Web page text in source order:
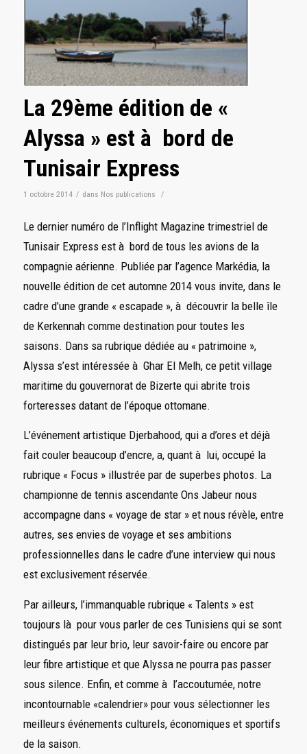
La 29ème édition de «
Alyssa » est à bord de
Tunisair Express
1 octobre 2014 / dans Nos publications /
Le dernier numéro de l’Inflight Magazine trimestriel de
Tunisair Express est à bord de tous les avions de la
compagnie aérienne. Publiée par l’agence Markédia, la
nouvelle édition de cet automne 2014 vous invite, dans le
cadre d’une grande « escapade », à découvrir la belle île
de Kerkennah comme destination pour toutes les
saisons. Dans sa rubrique dédiée au « patrimoine »,
Alyssa s’est intéressée à Ghar El Melh, ce petit village
maritime du gouvernorat de Bizerte qui abrite trois
forteresses datant de l’époque ottomane.
L’événement artistique Djerbahood, qui a d’ores et déjà
fait couler beaucoup d’encre, a, quant à lui, occupé la
rubrique « Focus » illustrée par de superbes photos. La
championne de tennis ascendante Ons Jabeur nous
accompagne dans « voyage de star » et nous révèle, entre
autres, ses envies de voyage et ses ambitions
professionnelles dans le cadre d’une interview qui nous
est exclusivement réservée.
Par ailleurs, l’immanquable rubrique « Talents » est
toujours là pour vous parler de ces Tunisiens qui se sont
distingués par leur brio, leur savoir-faire ou encore par
leur fibre artistique et que Alyssa ne pourra pas passer
sous silence. Enfin, et comme à l’accoutumée, notre
incontournable «calendrier» pour vous sélectionner les
meilleurs événements culturels, économiques et sportifs
de la saison.